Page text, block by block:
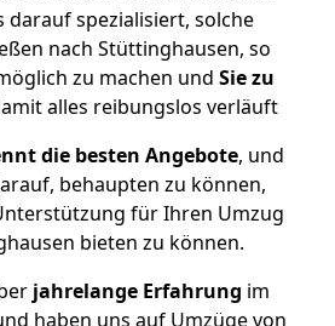
darauf spezialisiert, solche
nach Stüttinghausen, so
zu machen und Sie zu
alles reibungslos verläuft
die besten Angebote, und
behaupten zu können,
für Ihren Umzug
bieten zu können.
jahrelange Erfahrung im
haben uns auf Umzüge von